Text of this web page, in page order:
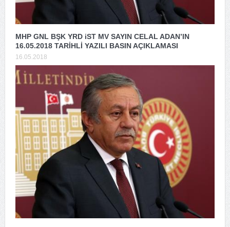
MHP GNL BŞK YRD iST MV SAYIN CELAL ADAN’IN
16.05.2018 TARİHLİ YAZILI BASIN AÇIKLAMASI
16.05.2018